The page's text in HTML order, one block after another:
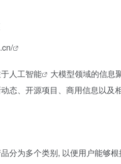
人工智能
大模型领域的信息
态、开源项目、商用信息以
分为多个类别, 以便用户能够